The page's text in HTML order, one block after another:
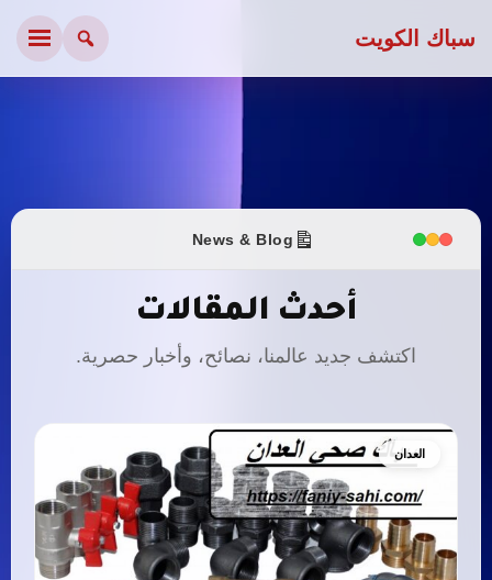
سباك الكويت
News & Blog
أحدث المقالات
اكتشف جديد عالمنا، نصائح، وأخبار حصرية.
العدان